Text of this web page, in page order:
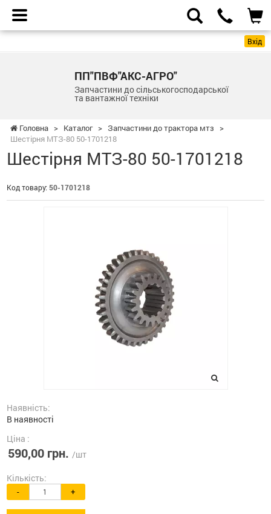
Вхід
ПП"ПВФ"АКС-АГРО"
Запчастини до сільськогосподарської
та вантажної техніки
Головна > Каталог > Запчастини до трактора мтз
>
Шестірня МТЗ-80 50-1701218
Шестірня МТЗ-80 50-1701218
Код товару: 50-1701218
Наявність:
В наявності
Ціна :
590,00 грн. /шт
Кількість:
- +